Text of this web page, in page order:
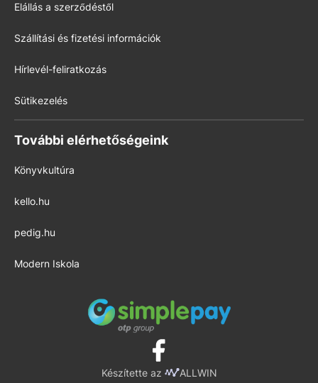
Elállás a szerződéstől
Szállítási és fizetési információk
Hírlevél-feliratkozás
Sütikezelés
További elérhetőségeink
Könyvkultúra
kello.hu
pedig.hu
Modern Iskola
Készítette az ALLWIN